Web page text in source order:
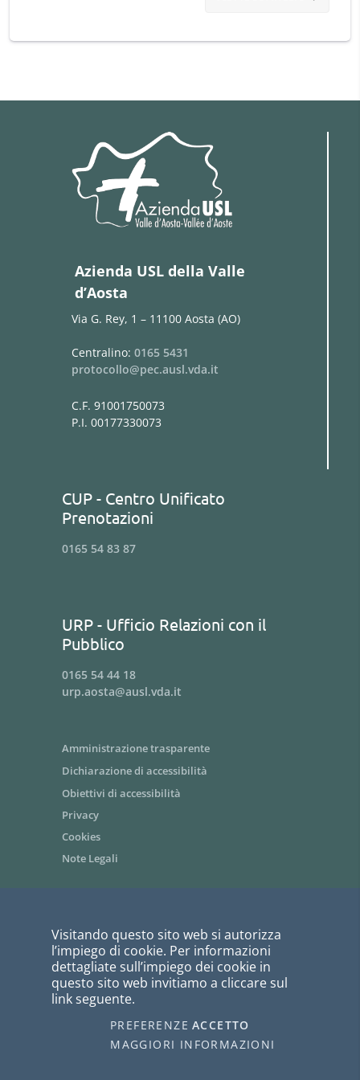
Neurochirurgia
Neurologia
Neuropsicologia dello sviluppo
Odontoiatria
Odontoiatria Pediatrica
Oncoematologia
Oncologia
Ortopedia e Traumatologia
Ostetricia e Ginecologia
Otorinolaringoiatria
Pneumologia
Psichiatria
Psicotraumatologia
Radiologia
Radioterapia
Uroginecologia
Urologia
Azienda USL della Valle
d’Aosta
Via G. Rey, 1 – 11100 Aosta (AO)
Centralino: 0165 5431
protocollo@pec.ausl.vda.it
C.F. 91001750073
P.I. 00177330073
CUP - Centro Unificato
Prenotazioni
0165 54 83 87
URP - Ufficio Relazioni con il
Pubblico
0165 54 44 18
urp.aosta@ausl.vda.it
Amministrazione trasparente
Dichiarazione di accessibilità
Obiettivi di accessibilità
Privacy
Cookies
Note Legali
Siti tematici - link utili
Informazioni per i fornitori
Bandi di gara
PagoPA
webmaster@ausl.vda.it
Visitando questo sito web si autorizza
l’impiego di cookie. Per informazioni
dettagliate sull’impiego dei cookie in
questo sito web invitiamo a cliccare sul
link seguente.
PREFERENZE ACCETTO
MAGGIORI INFORMAZIONI